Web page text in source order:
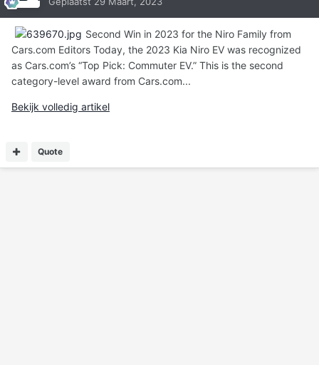
Second Win in 2023 for the Niro Family from
Cars.com Editors Today, the 2023 Kia Niro EV was recognized
as Cars.com’s “Top Pick: Commuter EV.” This is the second
category-level award from Cars.com...
Bekijk volledig artikel
Quote